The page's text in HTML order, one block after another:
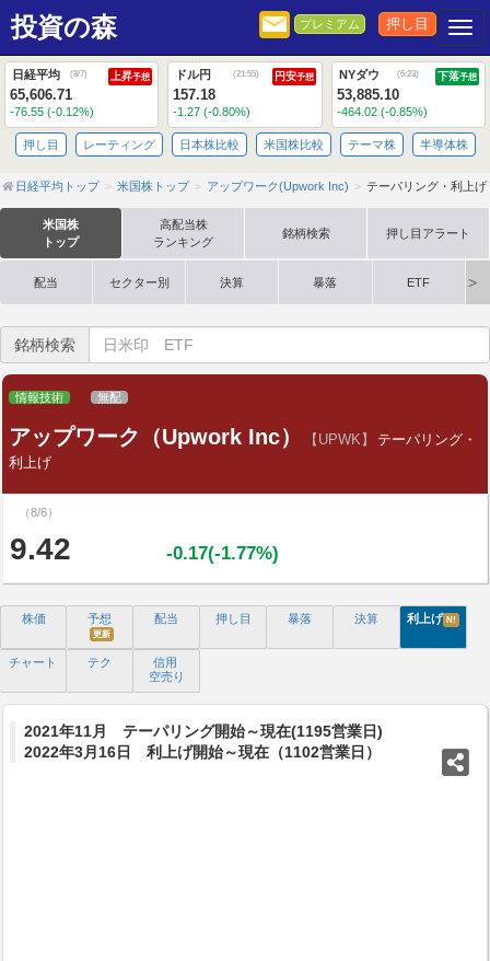
投資の森 プレミアム 押し目
日経平均 (8/7) 上昇予想
65,606.71
-76.55 (-0.12%)
ドル円 (21:55) 円安予想
157.18
-1.27 (-0.80%)
NYダウ (6:23) 下落予想
53,885.10
-464.02 (-0.85%)
押し目 レーティング 日本株比較 米国株比較 テーマ株 半導体株
日経平均トップ 米国株トップ アップワーク(Upwork Inc) テーパリング・利上げ
米国株
トップ
高配当株
ランキング
銘柄検索 押し目アラート
配当 セクター別 決算 暴落 ETF
銘柄検索
情報技術 無配
アップワーク（Upwork Inc） 【UPWK】
テーパリング・
利上げ
（8/6）
9.42 -0.17(-1.77%)
株価 予想
更新
配当 押し目 暴落 決算 利上げ N!
チャート テク
信用
空売り
2021年11月 テーパリング開始～現在(1195営業日)
2022年3月16日 利上げ開始～現在（1102営業日）